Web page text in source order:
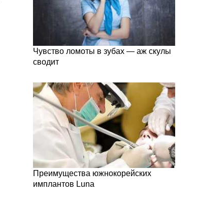
Чувство ломоты в зубах — аж скулы
сводит
Преимущества южнокорейских
имплантов Luna